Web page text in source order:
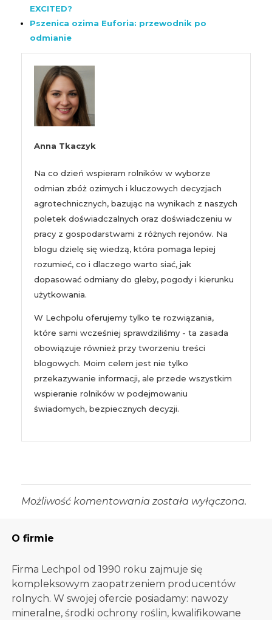
EXCITED?
Pszenica ozima Euforia: przewodnik po
odmianie
Anna Tkaczyk
Na co dzień wspieram rolników w wyborze
odmian zbóż ozimych i kluczowych decyzjach
agrotechnicznych, bazując na wynikach z naszych
poletek doświadczalnych oraz doświadczeniu w
pracy z gospodarstwami z różnych rejonów. Na
blogu dzielę się wiedzą, która pomaga lepiej
rozumieć, co i dlaczego warto siać, jak
dopasować odmiany do gleby, pogody i kierunku
użytkowania.
W Lechpolu oferujemy tylko te rozwiązania,
które sami wcześniej sprawdziliśmy - ta zasada
obowiązuje również przy tworzeniu treści
blogowych. Moim celem jest nie tylko
przekazywanie informacji, ale przede wszystkim
wspieranie rolników w podejmowaniu
świadomych, bezpiecznych decyzji.
Możliwość komentowania została wyłączona.
O firmie
Firma Lechpol od 1990 roku zajmuje się
kompleksowym zaopatrzeniem producentów
rolnych. W swojej ofercie posiadamy: nawozy
mineralne, środki ochrony roślin, kwalifikowane